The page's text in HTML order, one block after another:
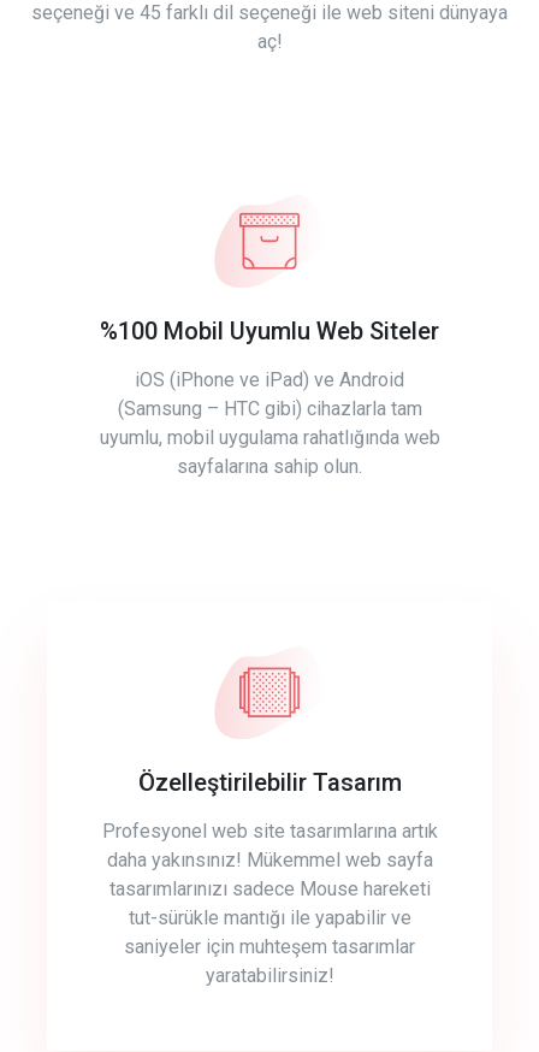
seçeneği ve 45 farklı dil seçeneği ile web siteni dünyaya
aç!
%100 Mobil Uyumlu Web Siteler
iOS (iPhone ve iPad) ve Android
(Samsung – HTC gibi) cihazlarla tam
uyumlu, mobil uygulama rahatlığında web
sayfalarına sahip olun.
Özelleştirilebilir Tasarım
Profesyonel web site tasarımlarına artık
daha yakınsınız! Mükemmel web sayfa
tasarımlarınızı sadece Mouse hareketi
tut-sürükle mantığı ile yapabilir ve
saniyeler için muhteşem tasarımlar
yaratabilirsiniz!